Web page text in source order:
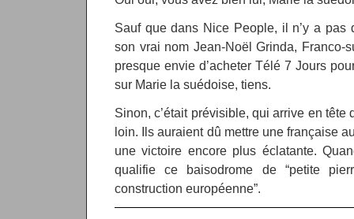
Sauf que dans Nice People, il n’y a
son vrai nom Jean-Noël Grinda, Franco-
presque envie d’acheter Télé 7 Jours
sur Marie la suédoise, tiens.
Sinon, c’était prévisible, qui arrive en tête
loin. Ils auraient dû mettre une française
une victoire encore plus éclatante.
qualifie ce baisodrome de “petite
construction européenne”.